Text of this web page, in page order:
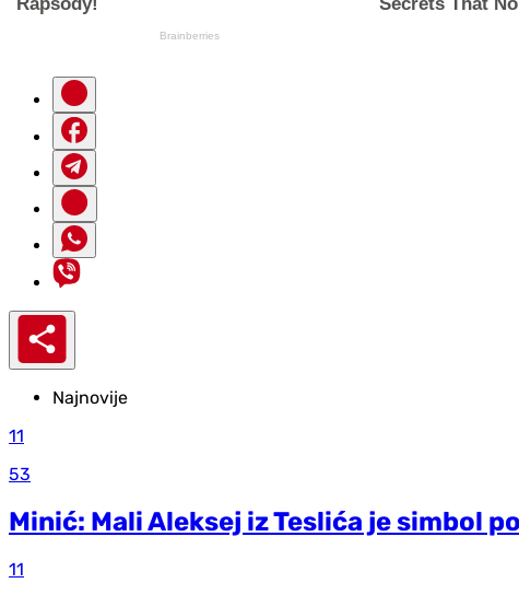
Najnovije
11
53
Minić: Mali Aleksej iz Teslića je simbol
11